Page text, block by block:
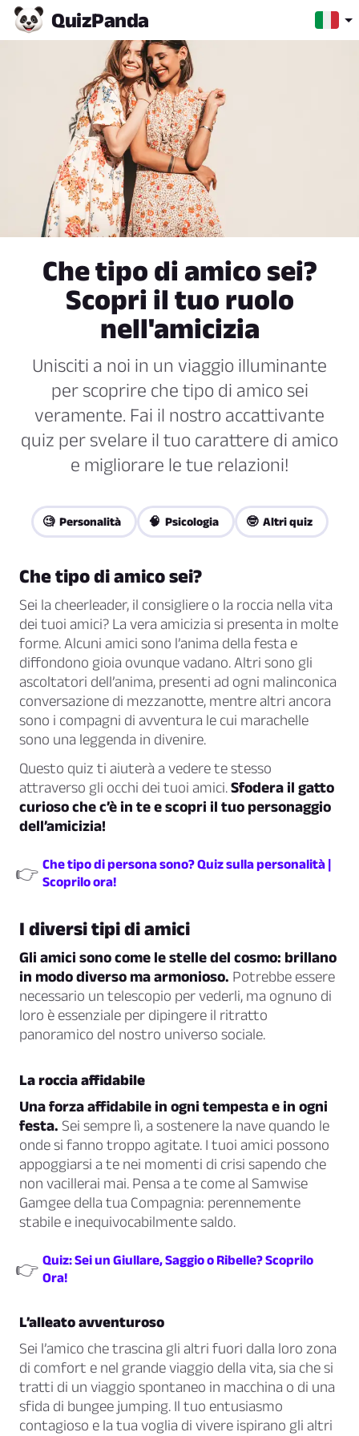
QuizPanda
Che tipo di amico sei?
Scopri il tuo ruolo
nell'amicizia
Unisciti a noi in un viaggio illuminante
per scoprire che tipo di amico sei
veramente. Fai il nostro accattivante
quiz per svelare il tuo carattere di amico
e migliorare le tue relazioni!
🧐 Personalità 🧠 Psicologia 🤓 Altri quiz
Che tipo di amico sei?
Sei la cheerleader, il consigliere o la roccia nella vita
dei tuoi amici? La vera amicizia si presenta in molte
forme. Alcuni amici sono l’anima della festa e
diffondono gioia ovunque vadano. Altri sono gli
ascoltatori dell’anima, presenti ad ogni malinconica
conversazione di mezzanotte, mentre altri ancora
sono i compagni di avventura le cui marachelle
sono una leggenda in divenire.
Questo quiz ti aiuterà a vedere te stesso
attraverso gli occhi dei tuoi amici.Sfodera il gatto
curioso che c’è in te e scopri il tuo personaggio
dell’amicizia!
👉 Che tipo di persona sono? Quiz sulla personalità |
Scoprilo ora!
I diversi tipi di amici
Gli amici sono come le stelle del cosmo: brillano
in modo diverso ma armonioso. Potrebbe essere
necessario un telescopio per vederli, ma ognuno di
loro è essenziale per dipingere il ritratto
panoramico del nostro universo sociale.
La roccia affidabile
Una forza affidabile in ogni tempesta e in ogni
festa. Sei sempre lì, a sostenere la nave quando le
onde si fanno troppo agitate. I tuoi amici possono
appoggiarsi a te nei momenti di crisi sapendo che
non vacillerai mai. Pensa a te come al Samwise
Gamgee della tua Compagnia: perennemente
stabile e inequivocabilmente saldo.
👉 Quiz: Sei un Giullare, Saggio o Ribelle? Scoprilo
Ora!
L’alleato avventuroso
Sei l’amico che trascina gli altri fuori dalla loro zona
di comfort e nel grande viaggio della vita, sia che si
tratti di un viaggio spontaneo in macchina o di una
sfida di bungee jumping. Il tuo entusiasmo
contagioso e la tua voglia di vivere ispirano gli altri